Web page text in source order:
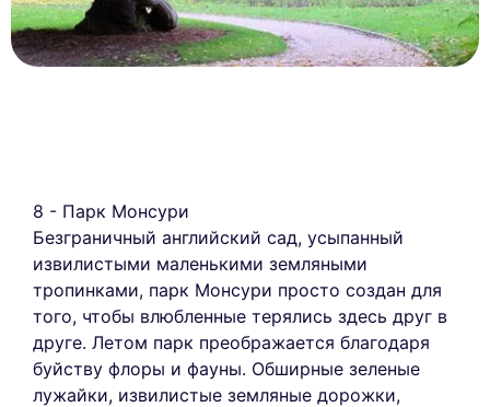
8 - Парк Монсури
Безграничный английский сад, усыпанный
извилистыми маленькими земляными
тропинками, парк Монсури просто создан для
того, чтобы влюбленные терялись здесь друг в
друге. Летом парк преображается благодаря
буйству флоры и фауны. Обширные зеленые
лужайки, извилистые земляные дорожки,